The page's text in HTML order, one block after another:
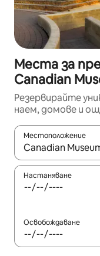
Места за
Canadian
Резервирайте
наем, домове и
Местоположение
Когато
Настаняване
Освобождаване